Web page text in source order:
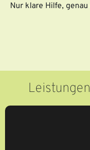
Nur klare Hilfe,